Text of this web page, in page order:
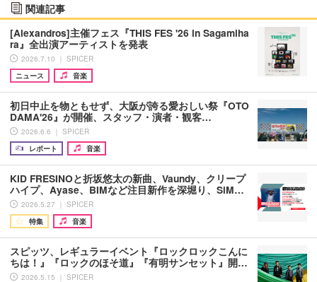
関連記事
[Alexandros]主催フェス『THIS FES '26 in Sagamiha
ra』全出演アーティストを発表
2026.7.10 ｜ SPICER
ニュース
音楽
初日中止を物ともせず、大阪が誇る愛おしい祭『OTO
DAMA'26』が開催、スタッフ・演者・観客…
2026.6.6 ｜ SPICER
レポート
音楽
KID FRESINOと折坂悠太の新曲、Vaundy、クリープ
ハイプ、Ayase、BIMなど注目新作を深堀り、SiM…
2026.5.27 ｜ SPICER
特集
音楽
スピッツ、レギュラーイベント『ロックロックこんに
ちは！』『ロックのほそ道』『有明サンセット』開…
2026.5.15 ｜ SPICER